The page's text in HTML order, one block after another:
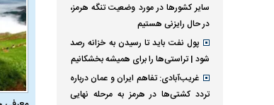
سایر کشور‌ها در مورد وضعیت تنگه هرمز،
در حال رایزنی هستیم
پول نفت باید تا رسیدن به خزانه رصد
شود | تراستی‌ها را برای همیشه بخشکانیم
غریب‌آبادی: تفاهم ایران و عمان درباره
تردد کشتی‌ها در هرمز به مرحله نهایی